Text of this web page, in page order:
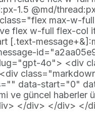
1.5 @md/
max-w-
flex w-full flex-col
[.text-
4o"> <div
data-start="0"
ve güncel haberler
</div> </div> </